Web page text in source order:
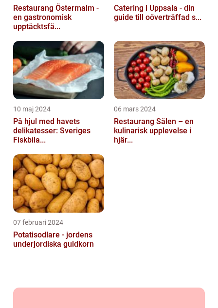
Restaurang Östermalm -
en gastronomisk
upptäcktsfä...
Catering i Uppsala - din
guide till oöverträffad s...
10 maj 2024
På hjul med havets
delikatesser: Sveriges
Fiskbila...
06 mars 2024
Restaurang Sälen – en
kulinarisk upplevelse i
hjär...
07 februari 2024
Potatisodlare - jordens
underjordiska guldkorn